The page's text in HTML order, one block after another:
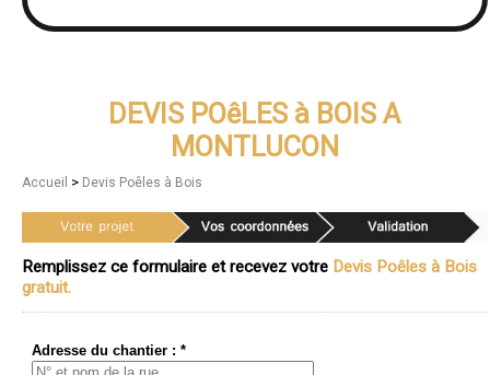
DEVIS POêLES à BOIS A
MONTLUCON
Accueil > Devis Poêles à Bois
Remplissez ce formulaire et recevez votre Devis Poêles à Bois
gratuit.
Adresse du chantier : *